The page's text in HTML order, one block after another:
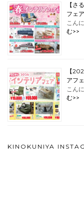
【さ
フェア
こん
む>>
【
アフ
こん
む>>
KINOKUNIYA